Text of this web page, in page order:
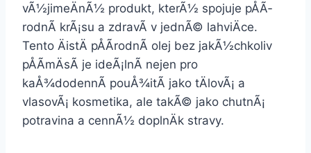
vÃ½jimeÄnÃ½ produkt, kterÃ½ spojuje pÅÃ­
rodnÃ­ krÃ¡su a zdravÃ­ v jednÃ© lahviÄce.
Tento ÄistÄ pÅÃ­rodnÃ­ olej bez jakÃ½chkoliv
pÅÃ­mÄsÃ­ je ideÃ¡lnÃ­ nejen pro
kaÅ¾dodennÃ­ pouÅ¾itÃ­ jako tÄlovÃ¡ a
vlasovÃ¡ kosmetika, ale takÃ© jako chutnÃ¡
potravina a cennÃ½ doplnÄk stravy.